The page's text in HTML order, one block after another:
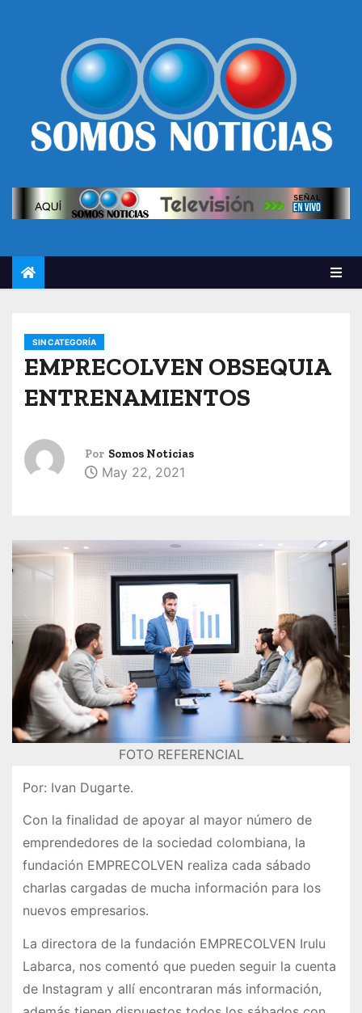
SIN CATEGORÍA
EMPRECOLVEN OBSEQUIA
ENTRENAMIENTOS
Por Somos Noticias
May 22, 2021
FOTO REFERENCIAL
Por: Ivan Dugarte.
Con la finalidad de apoyar al mayor número de
emprendedores de la sociedad colombiana, la
fundación EMPRECOLVEN realiza cada sábado
charlas cargadas de mucha información para los
nuevos empresarios.
La directora de la fundación EMPRECOLVEN Irulu
Labarca, nos comentó que pueden seguir la cuenta
de Instagram y allí encontraran más información,